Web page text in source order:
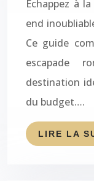
Échappez à
end
Ce guide
escapade
destination
du budget….
LIRE LA